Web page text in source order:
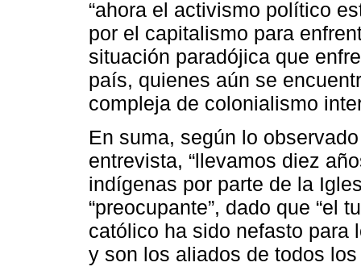
“ahora el activismo político
por el capitalismo para
situación paradójica que
país, quienes aún se
compleja de colonialismo
En suma, según lo
entrevista, “llevamos diez
indígenas por parte de la
“preocupante”, dado que “el
católico ha sido nefasto para
y son los aliados de todos